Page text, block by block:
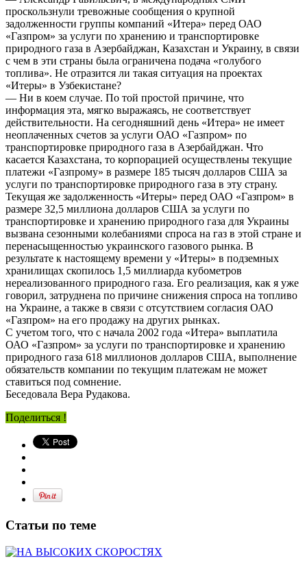
проскользнули тревожные сообщения о крупной
задолженности группы компаний «Итера» перед ОАО
«Газпром» за услуги по хранению и транспортировке
природного газа в Азербайджан, Казахстан и Украину, в связи
с чем в эти страны была ограничена подача «голубого
топлива». Не отразится ли такая ситуация на проектах
«Итеры» в Узбекистане?
— Ни в коем случае. По той простой причине, что
информация эта, мягко выражаясь, не соответствует
действительности. На сегодняшний день «Итера» не имеет
неоплаченных счетов за услуги ОАО «Газпром» по
транспортировке природного газа в Азербайджан. Что
касается Казахстана, то корпорацией осуществлены текущие
платежи «Газпрому» в размере 185 тысяч долларов США за
услуги по транспортировке природного газа в эту страну.
Текущая же задолженность «Итеры» перед ОАО «Газпром» в
размере 32,5 миллиона долларов США за услуги по
транспортировке и хранению природного газа для Украины
вызвана сезонными колебаниями спроса на газ в этой стране и
перенасыщенностью украинского газового рынка. В
результате к настоящему времени у «Итеры» в подземных
хранилищах скопилось 1,5 миллиарда кубометров
нереализованного природного газа. Его реализация, как я уже
говорил, затруднена по причине снижения спроса на топливо
на Украине, а также в связи с отсутствием согласия ОАО
«Газпром» на его продажу на других рынках.
С учетом того, что с начала 2002 года «Итера» выплатила
ОАО «Газпром» за услуги по транспортировке и хранению
природного газа 618 миллионов долларов США, выполнение
обязательств компании по текущим платежам не может
ставиться под сомнение.
Беседовала Вера Рудакова.
Поделиться !
Статьи по теме